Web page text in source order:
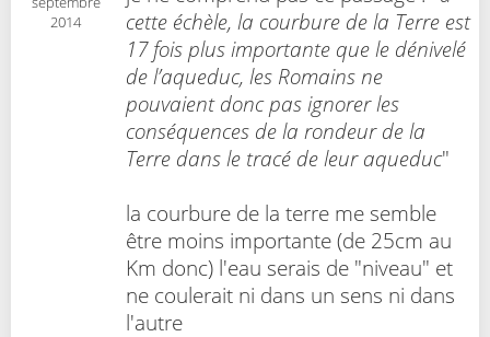
2014
cette échèle, la courbure de la Terre est
17 fois plus importante que le dénivelé
de l’aqueduc, les Romains ne
pouvaient donc pas ignorer les
conséquences de la rondeur de la
Terre dans le tracé de leur aqueduc"
la courbure de la terre me semble
être moins importante (de 25cm au
Km donc) l'eau serais de "niveau" et
ne coulerait ni dans un sens ni dans
l'autre